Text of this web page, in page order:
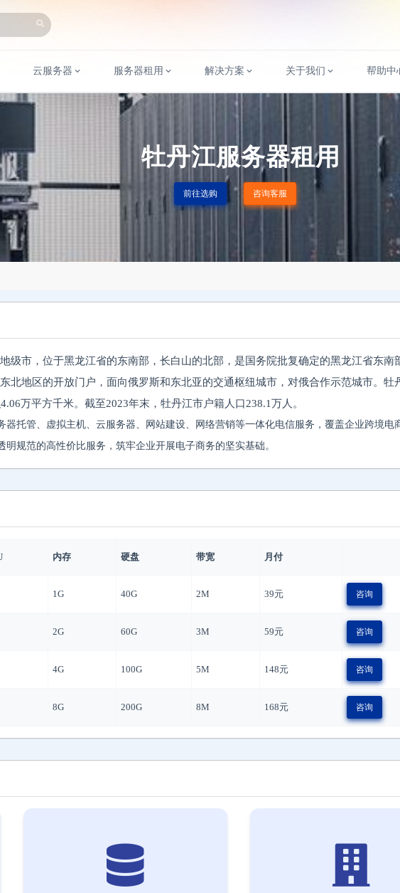
云服务器 服务器租用 解决方案 关于我们 帮助中
牡丹江服务器租用
前往选购 咨询客服
级市，位于黑龙江省的东南部，长白山的北部，是国务院批复确定的黑龙江省东南
北地区的开放门户，面向俄罗斯和东北亚的交通枢纽城市，对俄合作示范城市。牡
万平方千米。截至2023年末，牡丹江市户籍人口238.1万人。
托管、虚拟主机、云服务器、网站建设、网络营销等一体化电信服务，覆盖企业跨境电
规范的高性价比服务，筑牢企业开展电子商务的坚实基础。
内存 硬盘 带宽 月付
1G 40G 2M 39元 咨询
2G 60G 3M 59元 咨询
4G 100G 5M 148元 咨询
8G 200G 8M 168元 咨询